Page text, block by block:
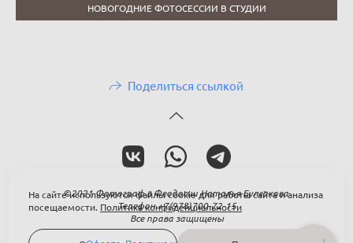
НОВОГОДНИЕ ФОТОСЕССИИ В СТУДИИ
Поделиться ссылкой
©2021 Фотограф в Феодосии Наталья Булгакова
Телефон +7(978)700-72-15
Все права защищены
На сайте используются файлы cookie для работы сайта и анализа
посещаемости. Политика конфиденциальности